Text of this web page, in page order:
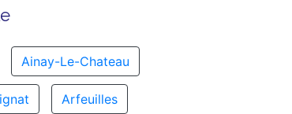
Ainay-Le-Chateau
Arfeuilles